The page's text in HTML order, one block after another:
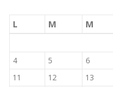
L M M
4 5 6
11
12 13